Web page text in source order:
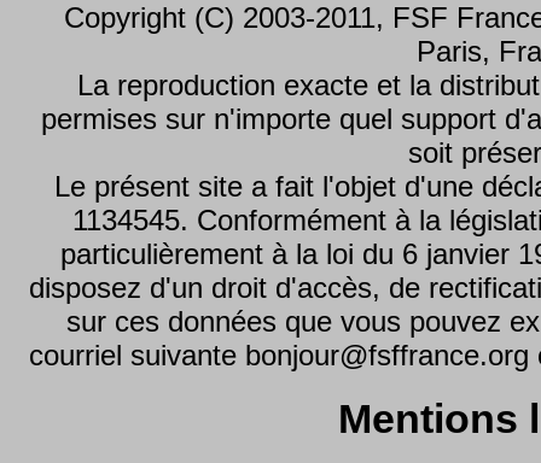
Copyright (C) 2003-2011, FSF
Paris,
La reproduction exacte et la
permises sur n'importe quel support
soit
Le présent site a fait l'objet d'une
1134545. Conformément à la
particulièrement à la loi du 6 janvier
disposez d'un droit d'accès, de
sur ces données que vous pouvez
courriel suivante
Mentions